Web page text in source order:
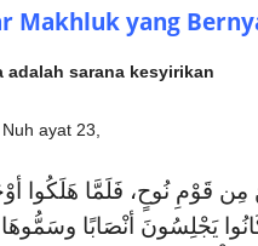
Makhluk yang
adalah sarana kesyirikan
ayat 23,
قَوْمِ نُوحٍ، فَلَمَّا هَلَكُوا
يَجْلِسُونَ أنْصَابًا